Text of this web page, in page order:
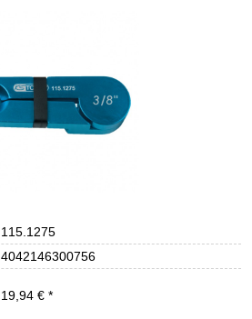
115.1275
4042146300756
19,94 € *